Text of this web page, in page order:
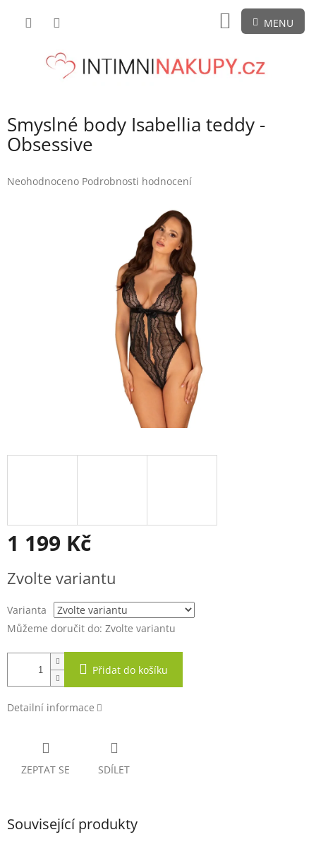
NÁKUPNÍ
KOŠÍK
Smyslné body Isabellia teddy -
Obsessive
Průměrné
Neohodnoceno Podrobnosti hodnocení
1 199 Kč
cena:
Zvolte variantu
Varianta
Můžeme doručit do: Zvolte variantu
Přidat do košíku
Detailní informace
ZEPTAT SE SDÍLET
Související produkty